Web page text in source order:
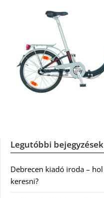
Legutóbbi bejegyzések
Debrecen kiadó iroda –
keresni?